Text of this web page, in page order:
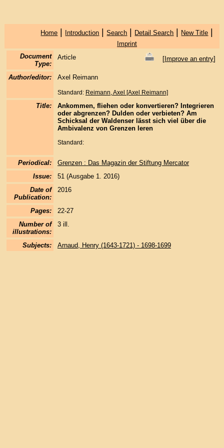
Home | Introduction |Search | Detail Search | New Title |
Imprint
Document
Type:
Article [Improve an entry]
Author/editor: Axel Reimann
Standard: Reimann, Axel [Axel Reimann]
Title:
Ankommen, fliehen oder konvertieren? Integrieren
oder abgrenzen? Dulden oder verbieten? Am
Schicksal der Waldenser lässt sich viel über die
Ambivalenz von Grenzen leren
Standard:
Periodical:
Grenzen : Das Magazin der Stiftung Mercator
Issue:
51 (Ausgabe 1. 2016)
Date of
Publication:
2016
Pages:
22-27
Number of
illustrations:
3 ill.
Subjects: Arnaud, Henry (1643-1721) - 1698-1699